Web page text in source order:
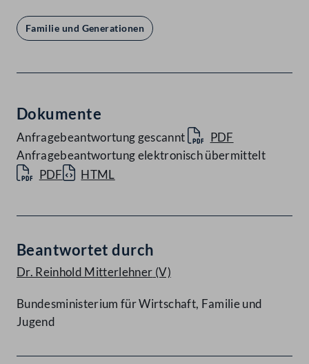
Familie und Generationen
Dokumente
Anfragebeantwortung gescannt
PDF
Anfragebeantwortung elektronisch übermittelt
PDF
HTML
Beantwortet durch
Dr. Reinhold Mitterlehner (V)
Bundesministerium für Wirtschaft, Familie und
Jugend